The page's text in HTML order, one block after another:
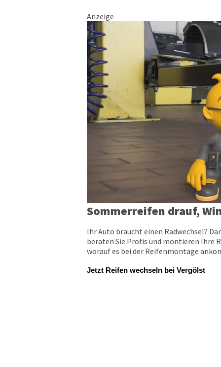
Anzeige
Sommerreifen drauf,
Ihr Auto braucht einen Radwechsel?
beraten Sie Profis und montieren Ihre
worauf es bei der Reifenmontage
Jetzt Reifen wechseln bei Vergölst